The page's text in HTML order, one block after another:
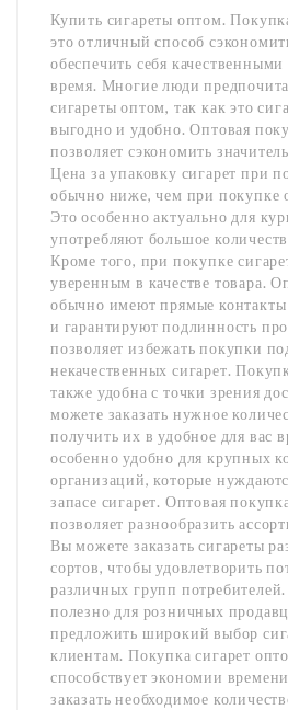
Купить сигареты оптом.
это отличный способ
обеспечить себя
время. Многие люди
сигареты оптом, так как это
выгодно и удобно. Оптовая
позволяет сэкономить
Цена за упаковку сигарет при
обычно ниже, чем при покупке
Это особенно актуально для
употребляют большое
Кроме того, при покупке
уверенным в качестве товара.
обычно имеют прямые
и гарантируют подлинность
позволяет избежать покупки
некачественных сигарет.
также удобна с точки зрения
можете заказать нужное
получить их в удобное для вас
особенно удобно для крупных
организаций, которые
запасе сигарет. Оптовая
позволяет разнообразить
Вы можете заказать сигареты
сортов, чтобы удовлетворить
различных групп
полезно для розничных
предложить широкий выбор
клиентам. Покупка сигарет
способствует экономии
заказать необходимое